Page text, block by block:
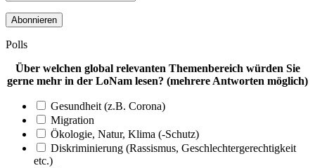
Adresse
Polls
Über welchen global relevanten Themenbereich würden Sie
gerne mehr in der LoNam lesen? (mehrere Antworten möglich)
Gesundheit (z.B. Corona)
Migration
Ökologie, Natur, Klima (-Schutz)
Diskriminierung (Rassismus, Geschlechtergerechtigkeit
etc.)